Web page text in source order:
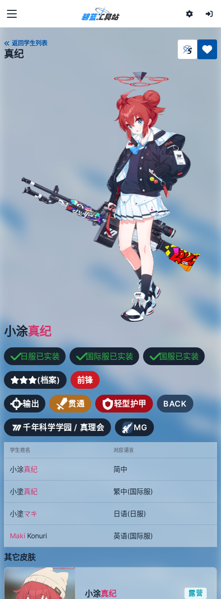
返回学生列表
真纪
小涂真纪
日服已实装 国际服已实装 国服已实装
(档案) 前锋
输出 贯通 轻型护甲 BACK
千年科学学园 / 真理会 MG
学生姓名 对应语言
小涂真纪 简中
小塗真紀 繁中(国际服)
小塗マキ 日语(日服)
Maki Konuri 英语(国际服)
其它皮肤
小涂真纪 露营